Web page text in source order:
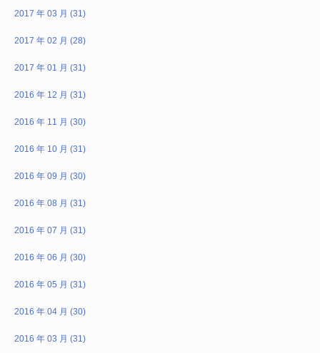
2017 年 03 月 (31)
2017 年 02 月 (28)
2017 年 01 月 (31)
2016 年 12 月 (31)
2016 年 11 月 (30)
2016 年 10 月 (31)
2016 年 09 月 (30)
2016 年 08 月 (31)
2016 年 07 月 (31)
2016 年 06 月 (30)
2016 年 05 月 (31)
2016 年 04 月 (30)
2016 年 03 月 (31)